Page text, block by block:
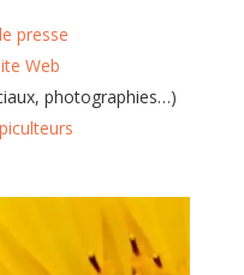
presse
Web
photographies…)